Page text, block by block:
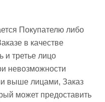
Покупателю либо
в качестве
и третье лицо
невозможности
выше лицами, Заказ
может предоставить